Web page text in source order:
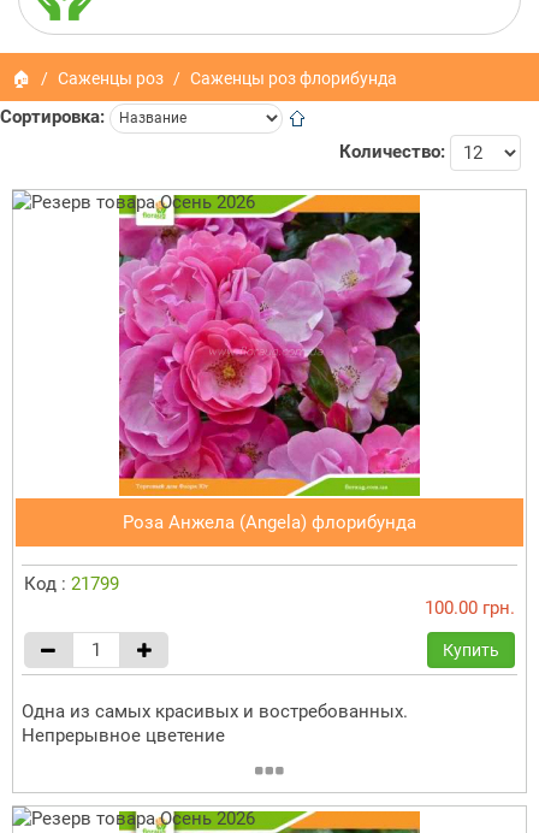
🏠 Саженцы роз Саженцы роз флорибунда
Сортировка:
Количество:
Роза Анжела (Angela) флорибунда
Код : 21799
100.00 грн.
Купить
Одна из самых красивых и востребованных.
Непрерывное цветение